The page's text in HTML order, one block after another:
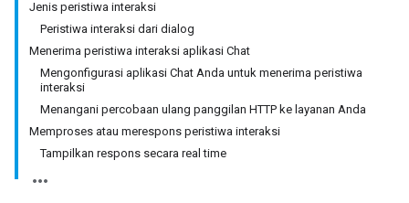
Jenis peristiwa interaksi
Peristiwa interaksi dari dialog
Menerima peristiwa interaksi aplikasi Chat
Mengonfigurasi aplikasi Chat Anda untuk menerima peristiwa
interaksi
Menangani percobaan ulang panggilan HTTP ke layanan Anda
Memproses atau merespons peristiwa interaksi
Tampilkan respons secara real time